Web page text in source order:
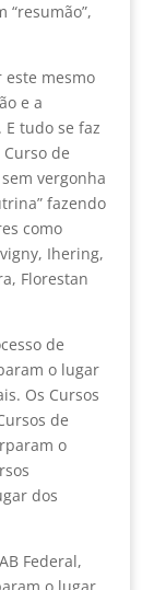
este mesmo
e a
E tudo se faz
de
vergonha
fazendo
como
Ihering,
Florestan
de
o lugar
Os Cursos
de
o
dos
Federal,